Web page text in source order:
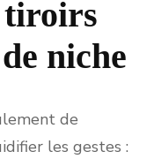
tiroirs
niche
de
les gestes :